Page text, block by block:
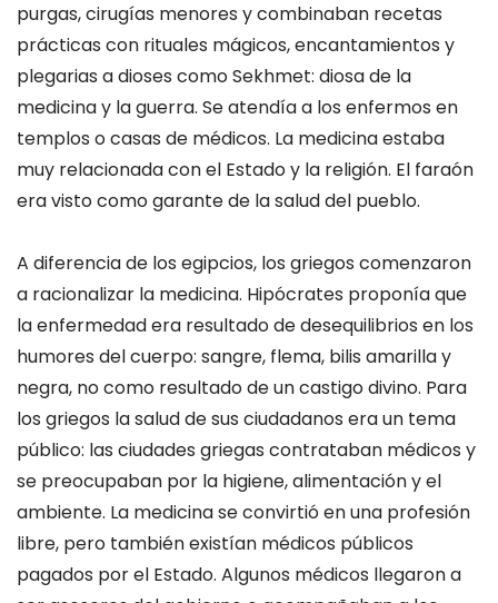
purgas,cirugías menores y combinaban recetas
prácticas con rituales mágicos, encantamientos y
plegarias a dioses comoSekhmet: diosa de la
medicina y la guerra. Se atendía a los enfermos en
templos o casas de médicos. La medicina estaba
muy relacionada con el Estado y la religión. El faraón
era visto como garante de la salud del pueblo.
A diferencia de los egipcios, los griegos comenzaron
a racionalizar la medicina. Hipócrates proponía que
la enfermedad era resultado de desequilibrios en los
humores del cuerpo: sangre, flema, bilis amarilla y
negra, nocomo resultado de uncastigo divino. Para
los griegos la salud de sus ciudadanos era un tema
público: las ciudades griegas contrataban médicos y
se preocupaban por la higiene,alimentacióny el
ambiente. La medicina se convirtió en una profesión
libre, pero también existían médicos públicos
pagados por el Estado. Algunos médicos llegaron a